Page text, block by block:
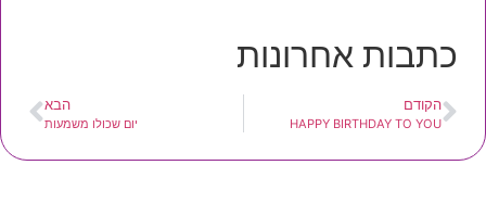
כתבות אחרונות
הקודם
HAPPY BIRTHDAY TO YOU
הבא
יום שכולו משמעות